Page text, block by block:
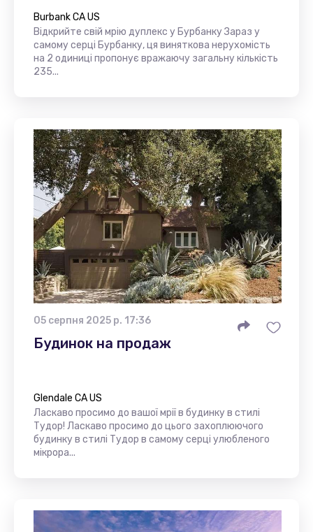
Burbank CA US
Відкрийте свій мрію дуплекс у Бурбанку Зараз у
самому серці Бурбанку, ця виняткова нерухомість
на 2 одиниці пропонує вражаючу загальну кількість
235...
05 серпня 2025 р. 17:36
Будинок на продаж
Glendale CA US
Ласкаво просимо до вашої мрії в будинку в стилі
Тудор! Ласкаво просимо до цього захоплюючого
будинку в стилі Тудор в самому серці улюбленого
мікрора...